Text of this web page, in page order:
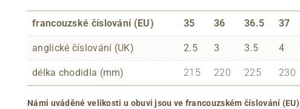
francouzské číslování (EU) 35 36 36.5 37
anglické číslování (UK) 2.5 3 3.5 4
délka chodidla (mm) 215 220 225 230
Námi uváděné velikosti u obuvi jsou ve francouzském číslování